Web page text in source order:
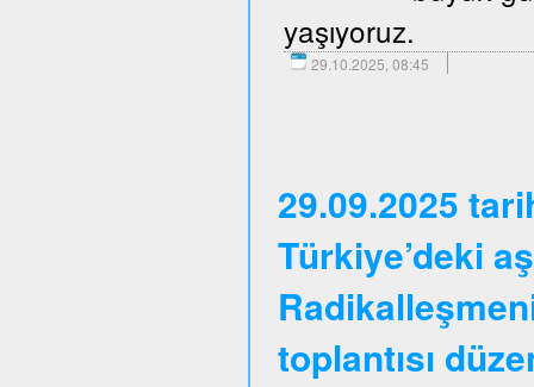
yaşıyoruz.
29.10.2025, 08:45
29.09.2025
Türkiye’deki
toplantısı